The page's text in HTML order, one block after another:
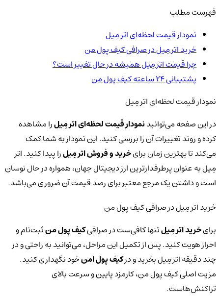
فهرست مطلب
نمودار قیمت لحظه‌ای اتر مِیل
خرید اتر مِیل در صرافی کیف پول من
چرا قیمت اتر مِیل همیشه در حال تغییر است؟
پشتیبانی ۲۴ ساعته کیف پول من
نمودار قیمت لحظه‌ای اتر مِیل
در این صفحه می‌توانیدنمودار قیمت لحظه‌ای اتر مِیلرا مشاهده
کرده و روند تغییرات آن را بررسی کنید. این نمودار به شما کمک
می‌کند تا بهترین زمان برایخرید و فروش اتر مِیلرا پیدا کنید. اتر
مِیل به عنوان پرطرفدارترین ارز دیجیتال جهان، همواره در حال نوسان
است و داشتن یک مرجع معتبر برای رصد قیمت آن ضروری می‌باشد.
خرید اتر مِیل در صرافی کیف پول من
برایخرید اتر مِیلتنها کافی‌ست در صرافیکیف پول منثبت‌نام و
احراز هویت کنید. پس از تکمیل این مراحل، می‌توانید به راحتی و در
چند دقیقه اتر مِیل بخرید و درکیف پول امنخود نگهداری کنید.
مزیت اصلی کیف پول من، کارمزد پایین و سرعت بالای
تراکنش‌هاست.